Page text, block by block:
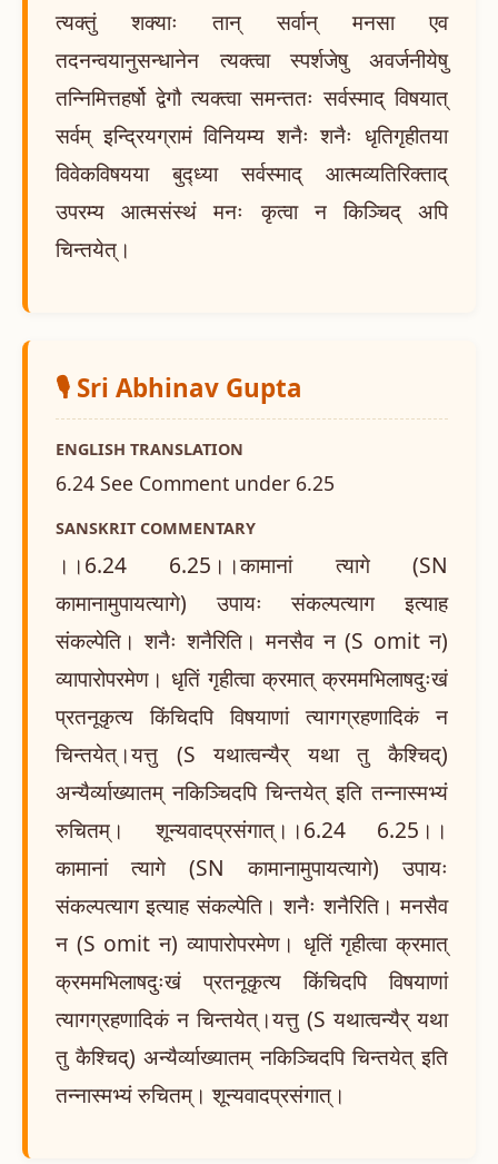
त्यक्तुं शक्याः तान् सर्वान् मनसा एव
तदनन्वयानुसन्धानेन त्यक्त्वा स्पर्शजेषु अवर्जनीयेषु
तन्निमित्तहर्षो द्वेगौ त्यक्त्वा समन्ततः सर्वस्माद् विषयात्
सर्वम् इन्द्रियग्रामं विनियम्य शनैः शनैः धृतिगृहीतया
विवेकविषयया बुद्ध्या सर्वस्माद् आत्मव्यतिरिक्ताद्
उपरम्य आत्मसंस्थं मनः कृत्वा न किञ्चिद् अपि
चिन्तयेत्।
🎙️ Sri Abhinav Gupta
ENGLISH TRANSLATION
6.24 See Comment under 6.25
SANSKRIT COMMENTARY
।।6.24 6.25।।कामानां त्यागे (SN
कामानामुपायत्यागे) उपायः संकल्पत्याग इत्याह
संकल्पेति। शनैः शनैरिति। मनसैव न (S omit न)
व्यापारोपरमेण। धृतिं गृहीत्वा क्रमात् क्रममभिलाषदुःखं
प्रतनूकृत्य किंचिदपि विषयाणां त्यागग्रहणादिकं न
चिन्तयेत्।यत्तु (S यथात्वन्यैर् यथा तु कैश्चिद्)
अन्यैर्व्याख्यातम् नकिञ्चिदपि चिन्तयेत् इति तन्नास्मभ्यं
रुचितम्। शून्यवादप्रसंगात्।।6.24 6.25।।
कामानां त्यागे (SN कामानामुपायत्यागे) उपायः
संकल्पत्याग इत्याह संकल्पेति। शनैः शनैरिति। मनसैव
न (S omit न) व्यापारोपरमेण। धृतिं गृहीत्वा क्रमात्
क्रममभिलाषदुःखं प्रतनूकृत्य किंचिदपि विषयाणां
त्यागग्रहणादिकं न चिन्तयेत्।यत्तु (S यथात्वन्यैर् यथा
तु कैश्चिद्) अन्यैर्व्याख्यातम् नकिञ्चिदपि चिन्तयेत् इति
तन्नास्मभ्यं रुचितम्। शून्यवादप्रसंगात्।